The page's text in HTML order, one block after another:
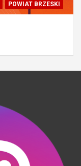
POWIAT BRZESKI